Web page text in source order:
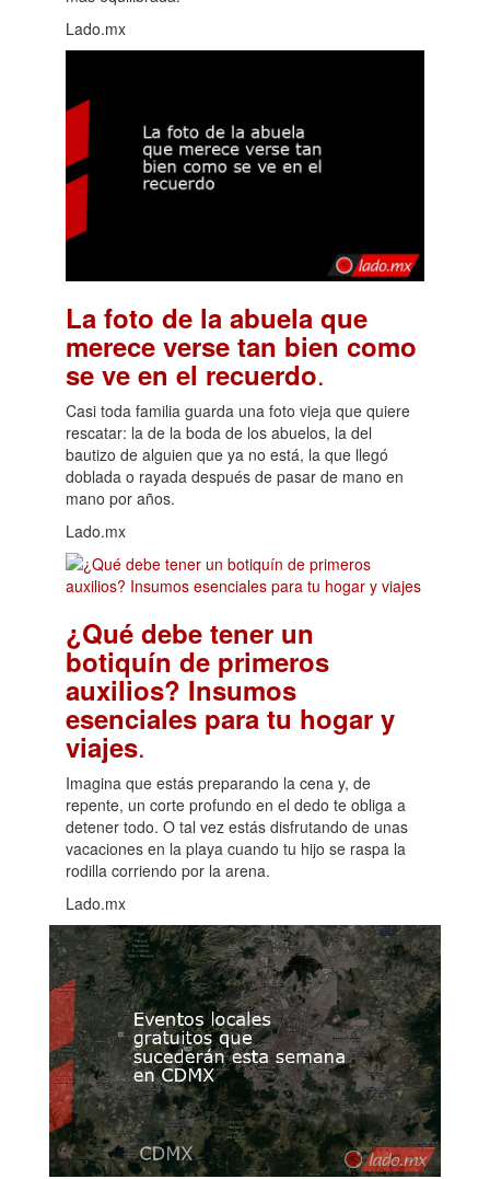
Lado.mx
La foto de la abuela que
merece verse tan bien como
se ve en el recuerdo.
Casi toda familia guarda una foto vieja que quiere
rescatar: la de la boda de los abuelos, la del
bautizo de alguien que ya no está, la que llegó
doblada o rayada después de pasar de mano en
mano por años.
Lado.mx
¿Qué debe tener un
botiquín de primeros
auxilios? Insumos
esenciales para tu hogar y
viajes.
Imagina que estás preparando la cena y, de
repente, un corte profundo en el dedo te obliga a
detener todo. O tal vez estás disfrutando de unas
vacaciones en la playa cuando tu hijo se raspa la
rodilla corriendo por la arena.
Lado.mx